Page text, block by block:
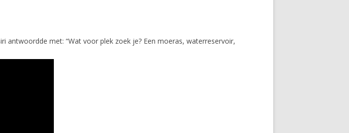
antwoordde met: “Wat voor plek zoek je? Een moeras, waterreservoir,